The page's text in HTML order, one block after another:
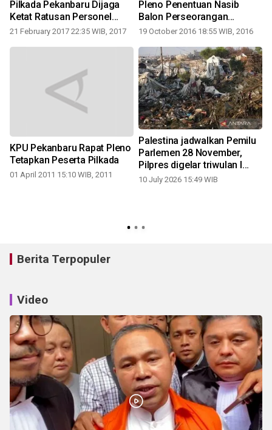
Pilkada Pekanbaru Dijaga
Ketat Ratusan Personel
Kepolisian
21 February 2017 22:35 WIB, 2017
Pleno Penentuan Nasib
Balon Perseorangan
Pilwako
19 October 2016 18:55 WIB, 2016
KPU Pekanbaru Rapat Pleno
Tetapkan Peserta Pilkada
01 April 2011 15:10 WIB, 2011
Palestina jadwalkan Pemilu
Parlemen 28 November,
Pilpres digelar triwulan I
2027
10 July 2026 15:49 WIB
Berita Terpopuler
Video